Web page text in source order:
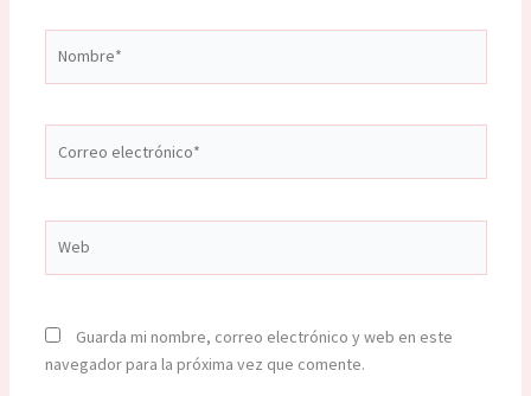
electrónico*
Guarda mi nombre, correo electrónico y web en este
navegador para la próxima vez que comente.